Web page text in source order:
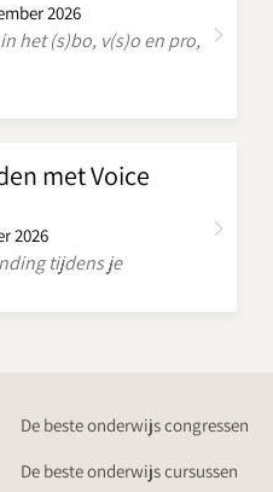
2026
het (s)bo, v(s)o en pro,
met Voice
2026
tijdens je
De beste onderwijs congressen
De beste onderwijs cursussen